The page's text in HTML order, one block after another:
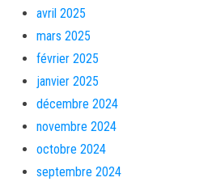
avril 2025
mars 2025
février 2025
janvier 2025
décembre 2024
novembre 2024
octobre 2024
septembre 2024